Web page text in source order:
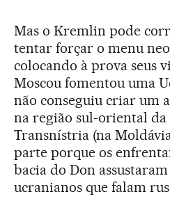
Mas o Kremlin pode
tentar forçar o menu
colocando à prova seus
Moscou fomentou uma
não conseguiu criar um
na região sul-oriental da
Transnístria (na
parte porque os
bacia do Don
ucranianos que falam